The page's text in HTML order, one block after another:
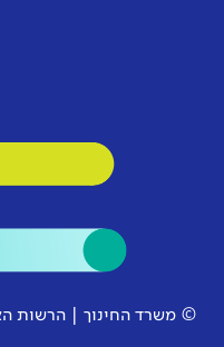
© משרד החינוך | הרשות